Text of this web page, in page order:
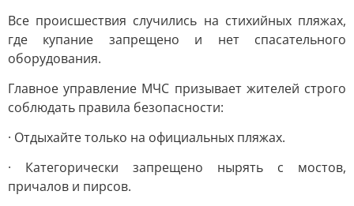
Все происшествия случились на стихийных пляжах,
где купание запрещено и нет спасательного
оборудования.
Главное управление МЧС призывает жителей строго
соблюдать правила безопасности:
· Отдыхайте только на официальных пляжах.
· Категорически запрещено нырять с мостов,
причалов и пирсов.